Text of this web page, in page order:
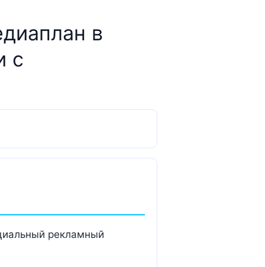
в
с
рекламный